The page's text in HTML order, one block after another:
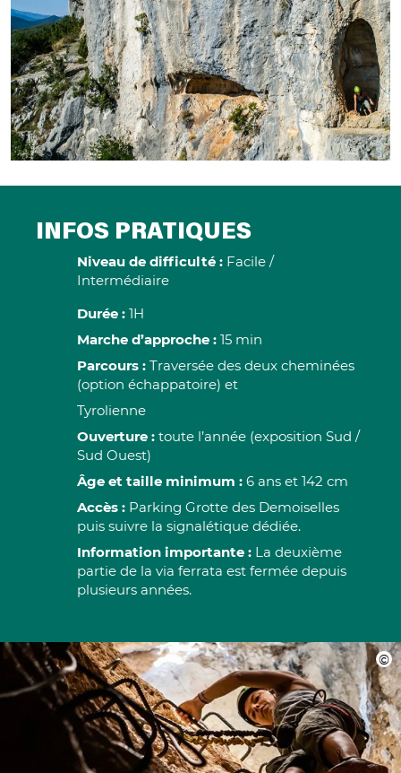
INFOS PRATIQUES
Niveau de difficulté : Facile /
Intermédiaire
Durée : 1H
Marche d’approche : 15 min
Parcours : Traversée des deux cheminées
(option échappatoire) et
Tyrolienne
Ouverture : toute l’année (exposition Sud /
Sud Ouest)
Âge et taille minimum : 6 ans et 142 cm
Accès : Parking Grotte des Demoiselles
puis suivre la signalétique dédiée.
Information importante : La deuxième
partie de la via ferrata est fermée depuis
plusieurs années.